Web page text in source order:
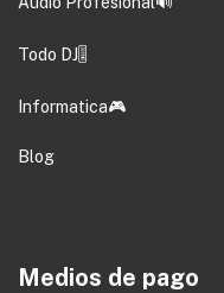
Todo DJ🎚️
Informatica🎮
Blog
Medios de pago